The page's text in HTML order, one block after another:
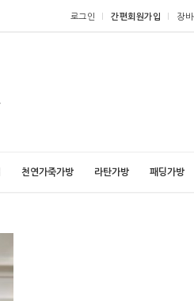
로그인 간편회원가입 장
천연가죽가방 라탄가방 패딩가방